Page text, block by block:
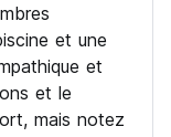
et une
et
et le
mais notez